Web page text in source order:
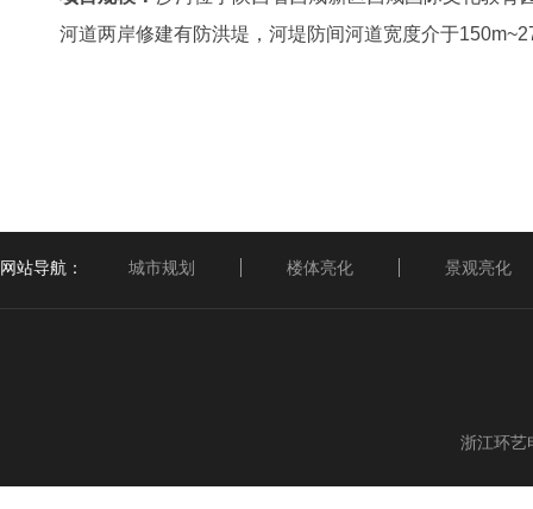
河道两岸修建有防洪堤，河堤防间河道宽度介于
网站导航： 城市规划 楼体亮化 景观亮化
浙江环艺